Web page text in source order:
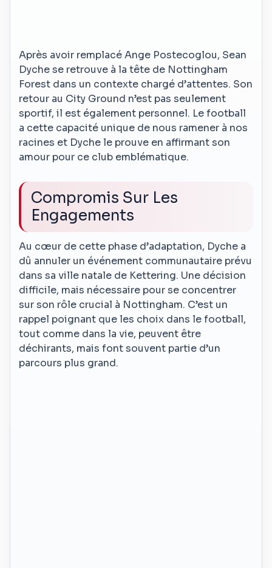
Après avoir remplacé Ange Postecoglou, Sean
Dyche se retrouve à la tête de Nottingham
Forest dans un contexte chargé d’attentes. Son
retour au City Ground n’est pas seulement
sportif, il est également personnel. Le football
a cette capacité unique de nous ramener à nos
racines et Dyche le prouve en affirmant son
amour pour ce club emblématique.
Compromis Sur Les
Engagements
Au cœur de cette phase d’adaptation, Dyche a
dû annuler un événement communautaire prévu
dans sa ville natale de Kettering. Une décision
difficile, mais nécessaire pour se concentrer
sur son rôle crucial à Nottingham. C’est un
rappel poignant que les choix dans le football,
tout comme dans la vie, peuvent être
déchirants, mais font souvent partie d’un
parcours plus grand.